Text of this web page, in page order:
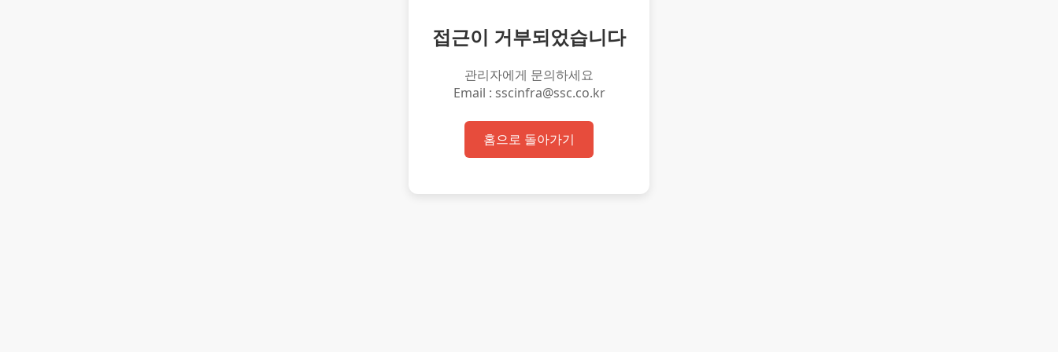
접근이 거부되었습니다
관리자에게 문의하세요
Email : sscinfra@ssc.co.kr
홈으로 돌아가기